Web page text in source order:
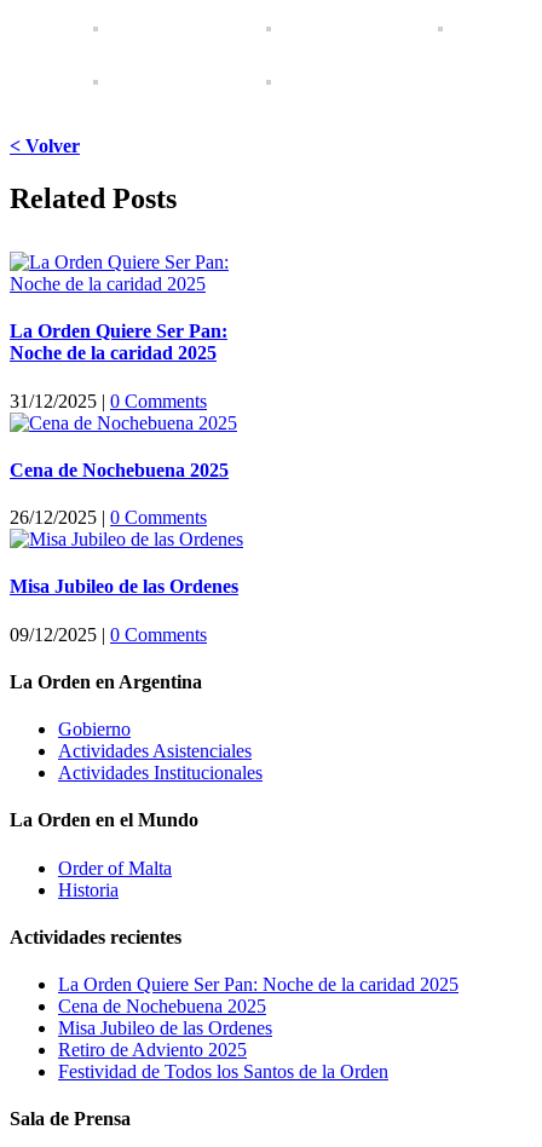
< Volver
Facebook
X
LinkedIn
WhatsApp
Pinterest
Email
Related Posts
La Orden Quiere Ser Pan:
Noche de la caridad 2025
31/12/2025 | 0 Comments
Cena de Nochebuena 2025
26/12/2025 | 0 Comments
Misa Jubileo de las Ordenes
09/12/2025 | 0 Comments
La Orden en Argentina
Gobierno
Actividades Asistenciales
Actividades Institucionales
La Orden en el Mundo
Order of Malta
Historia
Actividades recientes
La Orden Quiere Ser Pan: Noche de la caridad 2025
Cena de Nochebuena 2025
Misa Jubileo de las Ordenes
Retiro de Adviento 2025
Festividad de Todos los Santos de la Orden
Sala de Prensa